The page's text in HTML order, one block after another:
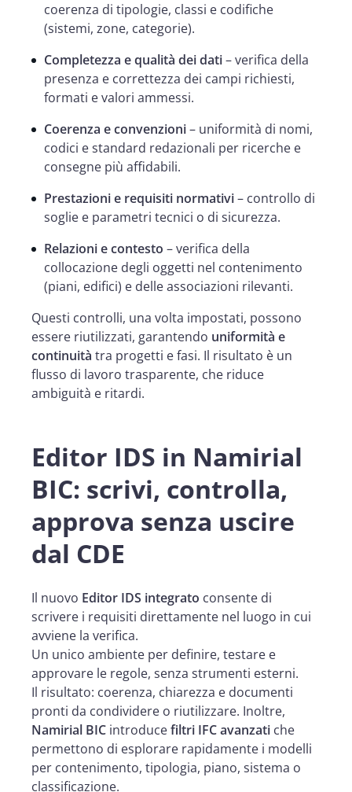
coerenza di tipologie, classi e codifiche
(sistemi, zone, categorie).
Completezza e qualità dei dati– verifica della
presenza e correttezza dei campi richiesti,
formati e valori ammessi.
Coerenza e convenzioni– uniformità di nomi,
codici e standard redazionali per ricerche e
consegne più affidabili.
Prestazioni e requisiti normativi– controllo di
soglie e parametri tecnici o di sicurezza.
Relazioni e contesto – verifica della
collocazione degli oggetti nel contenimento
(piani, edifici) e delle associazioni rilevanti.
Questi controlli, una volta impostati, possono
essere riutilizzati, garantendo uniformità e
continuità tra progetti e fasi. Il risultato è un
flusso di lavoro trasparente, che riduce
ambiguità e ritardi.
Editor IDS in Namirial
BIC: scrivi, controlla,
approva senza uscire
dal CDE
Il nuovo Editor IDS integrato consente di
scrivere i requisiti direttamente nel luogo in cui
avviene la verifica.
Un unico ambiente per definire, testare e
approvare le regole, senza strumenti esterni.
Il risultato: coerenza, chiarezza e documenti
pronti da condividere o riutilizzare. Inoltre,
Namirial BIC introducefiltri IFC avanzati che
permettono di esplorare rapidamente i modelli
per contenimento, tipologia, piano, sistema o
classificazione.